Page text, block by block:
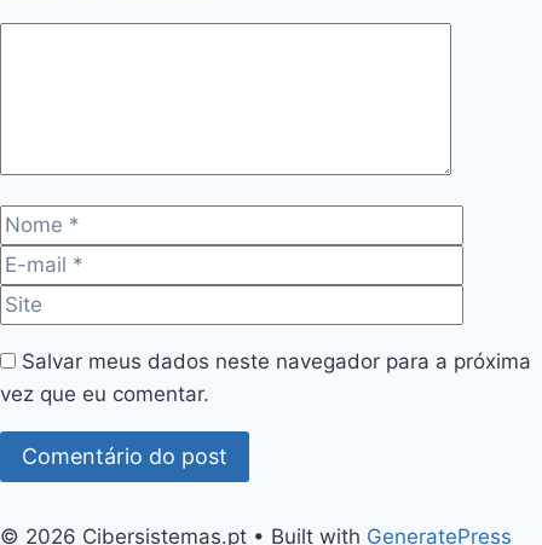
Nome
mail
Salvar meus dados neste navegador para a próxima
vez que eu comentar.
© 2026 Cibersistemas.pt • Built with GeneratePress